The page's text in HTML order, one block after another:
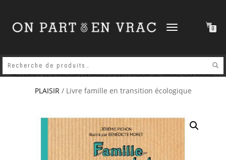
DÉPLIER
0
Accueil/LES INDISPENSABLES ZD/POUR SE FAIRE OU FAIRE
PLAISIR/ Livre famille en transition écologique